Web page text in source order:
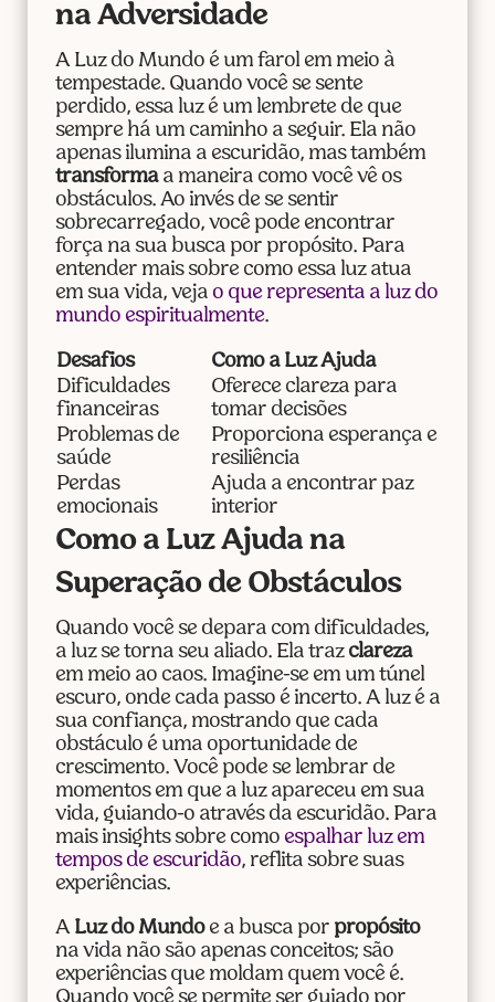
na Adversidade
A Luz do Mundo é um farol em meio à
tempestade. Quando você se sente
perdido, essa luz é um lembrete de que
sempre há um caminho a seguir. Ela não
apenas ilumina a escuridão, mas também
transformaa maneira como você vê os
obstáculos. Ao invés de se sentir
sobrecarregado, você pode encontrar
força na sua busca por propósito. Para
entender mais sobre como essa luz atua
em sua vida, veja o que representa a luz do
mundo espiritualmente.
Desafios
Como a Luz Ajuda
Dificuldades
financeiras
Oferece clareza para
tomar decisões
Problemas de
saúde
Proporciona esperança e
resiliência
Perdas
emocionais
Ajuda a encontrar paz
interior
Como a Luz Ajuda na
Superação de Obstáculos
Quando você se depara com dificuldades,
a luz se torna seu aliado. Ela traz clareza
em meio ao caos. Imagine-se em um túnel
escuro, onde cada passo é incerto. A luz é a
sua confiança, mostrando que cada
obstáculo é uma oportunidade de
crescimento. Você pode se lembrar de
momentos em que a luz apareceu em sua
vida, guiando-o através da escuridão. Para
mais insights sobre como espalhar luz em
tempos de escuridão, reflita sobre suas
experiências.
A Luz do Mundoe a busca por propósito
na vida não são apenas conceitos; são
experiências que moldam quem você é.